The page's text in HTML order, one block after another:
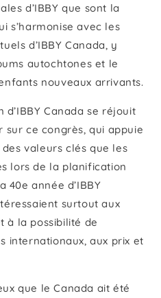
d’IBBY que sont la
s’harmonise avec les
d’IBBY Canada, y
autochtones et le
nouveaux arrivants.
d’IBBY Canada se réjouit
ce congrès, qui appuie
valeurs clés que les
lors de la planification
40e année d’IBBY
surtout aux
à la possibilité de
internationaux, aux prix et
que le Canada ait été